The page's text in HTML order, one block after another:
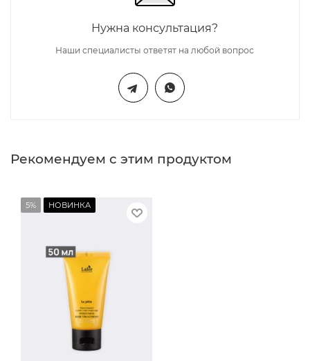
Нужна консультация?
Наши специалисты ответят на любой вопрос
Рекомендуем с этим продуктом
5% НОВИНКА